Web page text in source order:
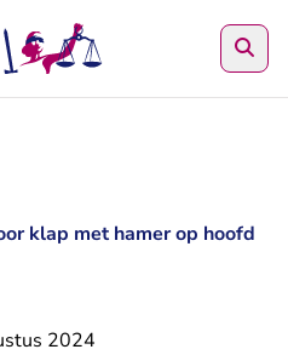
klap met hamer op hoofd
2024